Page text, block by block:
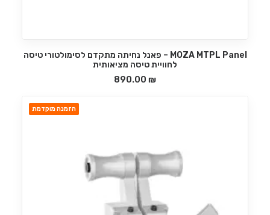
הוספה לסל
MOZA MTPL Panel – פאנל נחיתה מתקדם לסימולטורי טיסה
לחוויית טיסה מציאותית
890.00 ₪
הזמנה מוקדמת